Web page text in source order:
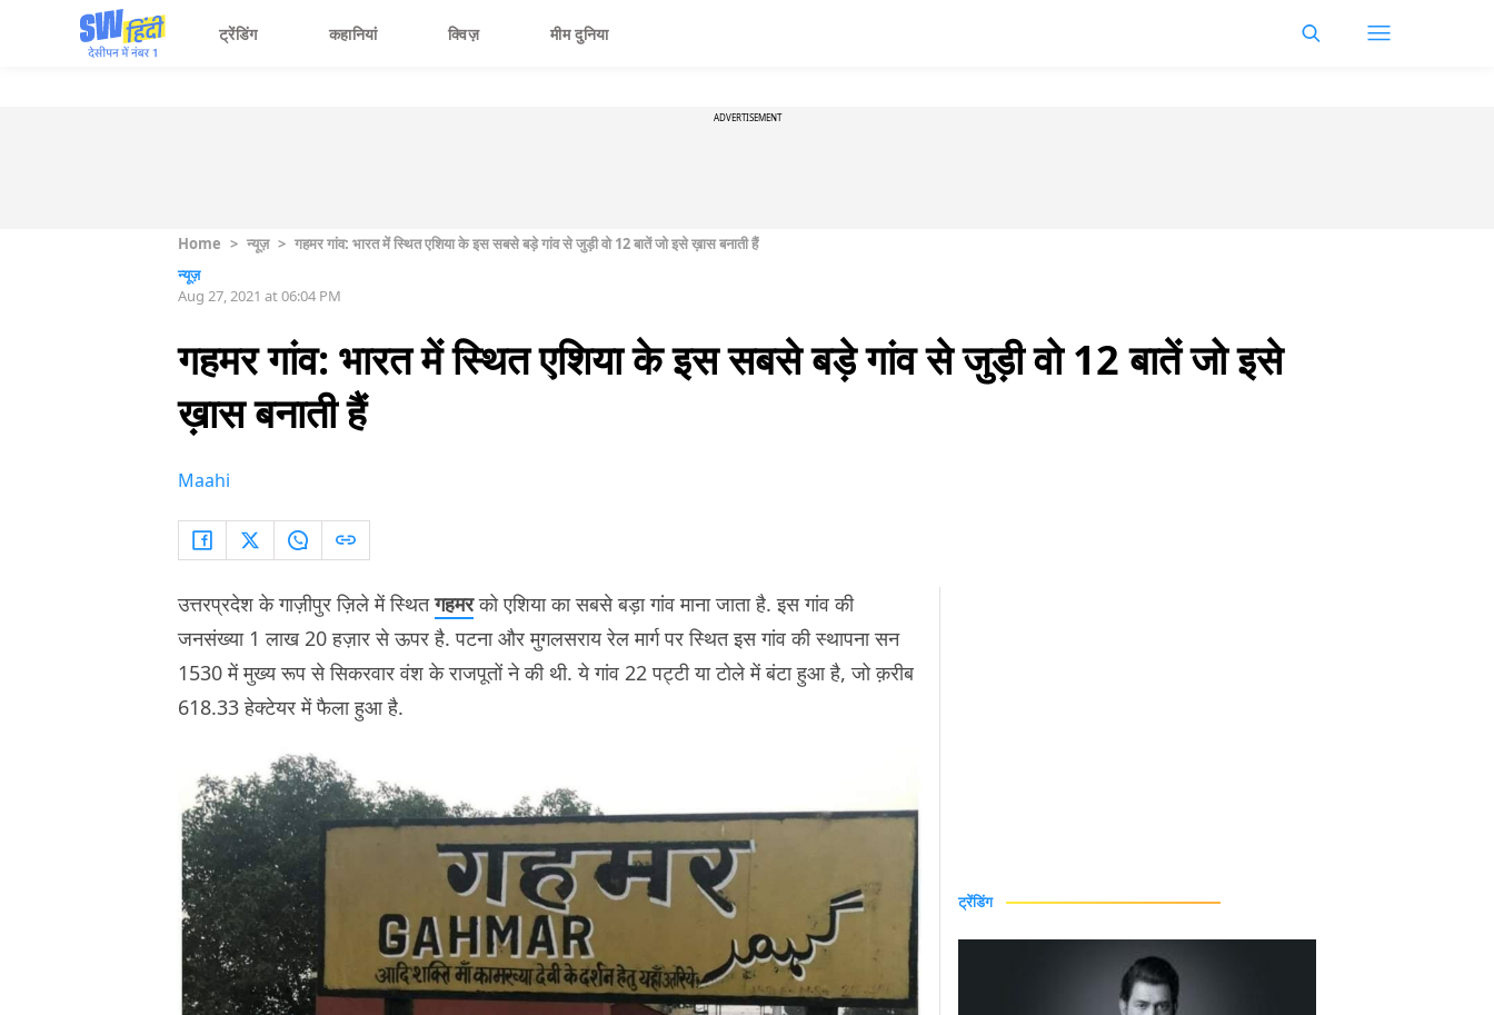
ट्रेंडिंग कहानियां क्विज़ मीम दुनिया
ADVERTISEMENT
Home > न्यूज़ > गहमर गांव: भारत में स्थित एशिया के इस सबसे बड़े गांव से जुड़ी वो 12 बातें जो इसे ख़ास बनाती हैं
न्यूज़
Aug 27, 2021 at 06:04 PM
गहमर गांव: भारत में स्थित एशिया के इस सबसे बड़े गांव से जुड़ी वो 12 बातें जो इसे
ख़ास बनाती हैं
Maahi
उत्तरप्रदेश के गाज़ीपुर ज़िले में स्थितगहमर को एशिया का सबसे बड़ा गांव माना जाता है. इस गांव की
जनसंख्या 1 लाख 20 हज़ार से ऊपर है. पटना और मुगलसराय रेल मार्ग पर स्थित इस गांव की स्थापना सन
1530 में मुख्य रूप से सिकरवार वंश के राजपूतों ने की थी. ये गांव 22 पट्टी या टोले में बंटा हुआ है, जो क़रीब
618.33 हेक्टेयर में फैला हुआ है.
ट्रेंडिंग